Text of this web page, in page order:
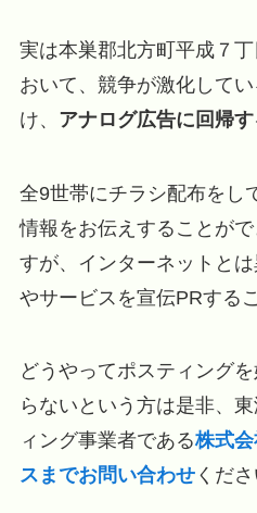
実は本巣郡北方町平成７
おいて、競争が激化して
け、 アナログ広告に回帰す
全9世帯にチラシ配布をし
情報をお伝えすることが
すが、インターネットと
やサービスを宣伝PRする
どうやってポスティング
らないという方は是非、
ィング事業者である株式
スまでお問い合わせくださ